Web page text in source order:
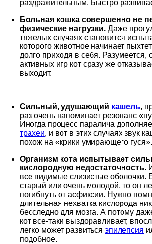
раздражительным. Быстро
Больная кошка совершенно не
физические нагрузки. Даже
тяжелых случаях становится
которого животное начинает
долго приходя в себя. Разумеется,
активных игр кот сразу же
выходит.
Сильный, удушающий кашель,
раз очень напоминает резонанс
Иногда процесс паралича
трахеи, и вот в этих случаях звук
похож на «крики умирающего гуся».
Организм кота испытывает
кислородную недостаточность.
все видимые слизистые оболочки.
старый или очень молодой, то он
погибнуть от асфиксии. Нужно
длительная нехватка кислорода
бесследно для мозга. А потому
кот все-таки выздоравливает,
легко может развиться эпилепсия
подобное.